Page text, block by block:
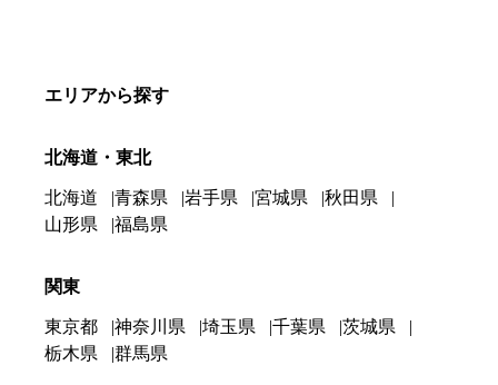
エリアから探す
北海道・東北
北海道 青森県 岩手県 宮城県
秋田県
山形県
福島県
関東
東京都 神奈川県 埼玉県 千葉県
茨城県
栃木県
群馬県